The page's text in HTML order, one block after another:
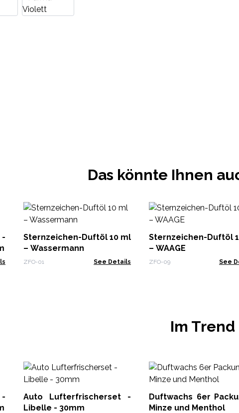
Das könnte Ihnen
Sternzeichen-Duftöl 10 ml
– Wassermann
ZFO-01 See Details
Sternzeichen-Duftöl
– WAAGE
ZFO-09 See
Im Trend
Auto Lufterfrischerset -
Libelle - 30mm
Duftwachs 6er
Minze und Menthol